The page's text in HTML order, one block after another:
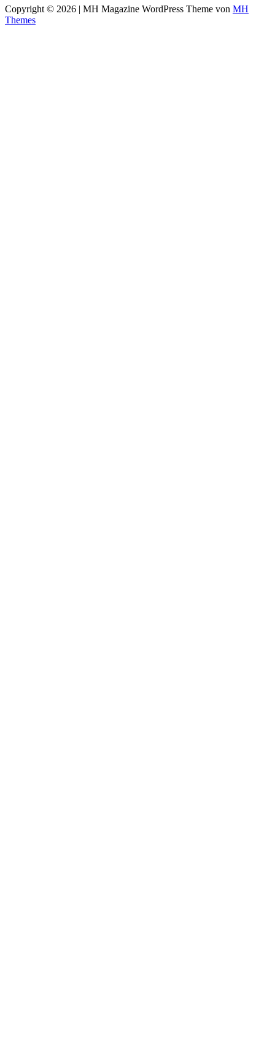
Copyright © 2026 | MH Magazine WordPress Theme von MH
Themes